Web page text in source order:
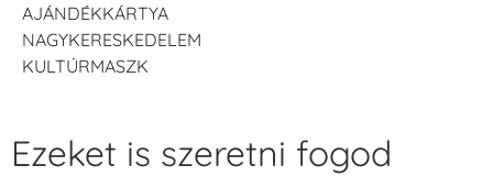
AJÁNDÉKKÁRTYA
NAGYKERESKEDELEM
KULTÚRMASZK
Ezeket is szeretni fogod